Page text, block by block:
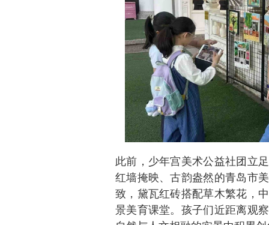
此前，少年宫美术公益社团立
红墙掩映、古韵盎然的青岛市
致，黛瓦红砖搭配草木繁花，
景美育课堂。孩子们近距离观